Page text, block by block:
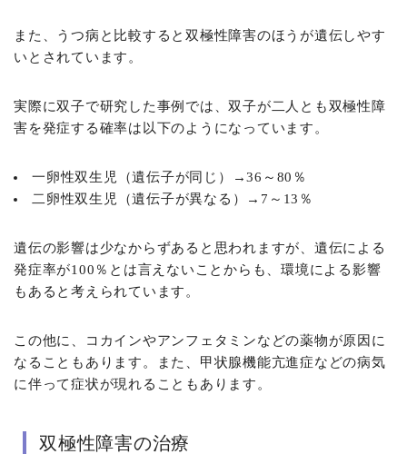
また、うつ病と比較すると双極性障害のほうが遺伝しやす
いとされています。
実際に双子で研究した事例では、双子が二人とも双極性障
害を発症する確率は以下のようになっています。
一卵性双生児（遺伝子が同じ）→36～80％
二卵性双生児（遺伝子が異なる）→7～13％
遺伝の影響は少なからずあると思われますが、遺伝による
発症率が100％とは言えないことからも、環境による影響
もあると考えられています。
この他に、コカインやアンフェタミンなどの薬物が原因に
なることもあります。また、甲状腺機能亢進症などの病気
に伴って症状が現れることもあります。
双極性障害の治療